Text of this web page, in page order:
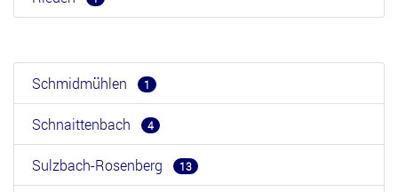
Schmidmühlen 1
Schnaittenbach 4
Sulzbach-Rosenberg 13